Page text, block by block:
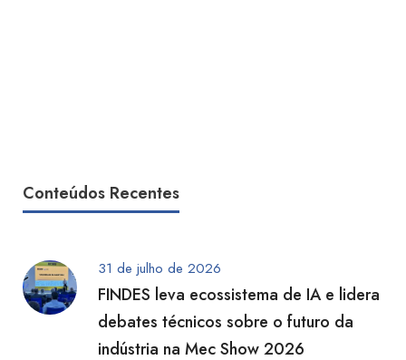
Conteúdos Recentes
31 de julho de 2026
FINDES leva ecossistema de IA e lidera
debates técnicos sobre o futuro da
indústria na Mec Show 2026